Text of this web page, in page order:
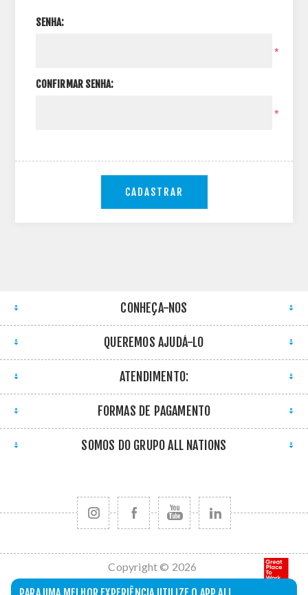
SENHA:
*
CONFIRMAR SENHA:
*
CADASTRAR
CONHEÇA-NOS
QUEREMOS AJUDÁ-LO
ATENDIMENTO:
FORMAS DE PAGAMENTO
SOMOS DO GRUPO ALL NATIONS
Copyright © 2026
All Nations. Todos